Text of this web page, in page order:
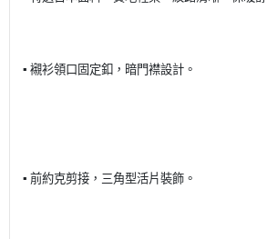
▪️ 襯衫領口固定釦，暗門襟設計。
▪️ 前約克剪接，三角型活片裝飾。